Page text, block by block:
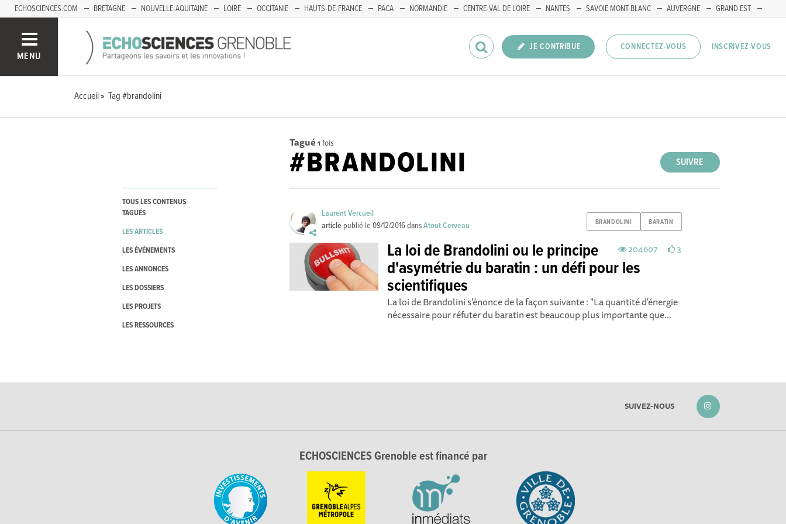
ECHOSCIENCES.COM BRETAGNE NOUVELLE-AQUITAINE LOIRE OCCITANIE HAUTS-DE-FRANCE PACA NORMANDIE CENTRE-VAL DE LOIRE NANTES SAVOIE MONT-BLANC AUVERGNE
GRAND EST
MENU
JE CONTRIBUE CONNECTEZ-VOUS INSCRIVEZ-VOUS
Accueil Tag #brandolini
TOUS LES CONTENUS
TAGUÉS
LES ARTICLES
LES ÉVÉNEMENTS
LES ANNONCES
LES DOSSIERS
LES PROJETS
LES RESSOURCES
Tagué 1 fois
SUIVRE
#BRANDOLINI
BRANDOLINI BARATIN
Laurent Vercueil
article publié le09/12/2016dansAtout Cerveau
204607 3
La loi de Brandolini ou le principe
d'asymétrie du baratin : un défi pour les
scientifiques
La loi de Brandolini s'énonce de la façon suivante : "La quantité d'énergie
nécessaire pour réfuter du baratin est beaucoup plus importante que...
SUIVEZ-NOUS
ECHOSCIENCES Grenoble est financé par